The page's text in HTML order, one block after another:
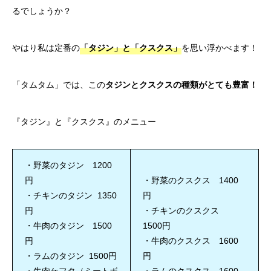
るでしょうか？
やはり私は定番の「タジン」と「クスクス」を思い浮かべます！
「タムタム」では、このタジンとクスクスの種類がとても豊富！
『タジン』と『クスクス』のメニュー
・野菜のタジン 1200
円
・チキンのタジン 1350
円
・牛肉のタジン 1500
円
・ラムのタジン 1500円
・野菜のクスクス 1400
円
・チキンのクスクス
1500円
・牛肉のクスクス 1600
円